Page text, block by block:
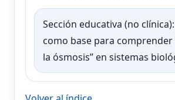
Sección educativa (no
como base para comprender
la ósmosis” en sistemas